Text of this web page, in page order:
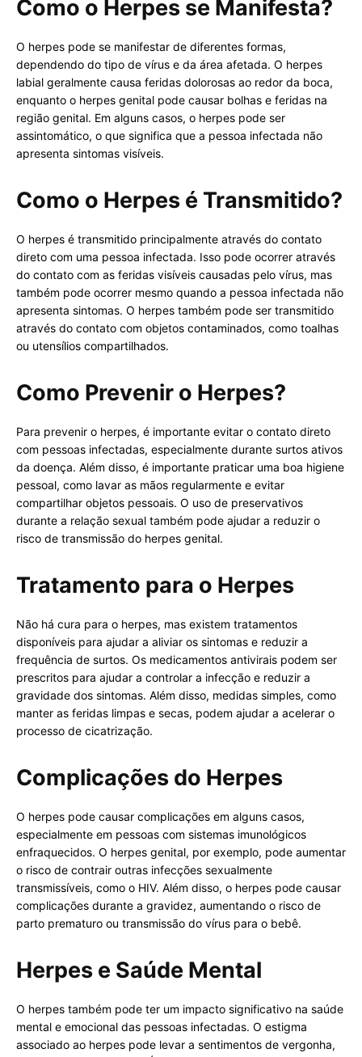
Como o Herpes se Manifesta?
O herpes pode se manifestar de diferentes formas,
dependendo do tipo de vírus e da área afetada. O herpes
labial geralmente causa feridas dolorosas ao redor da boca,
enquanto o herpes genital pode causar bolhas e feridas na
região genital. Em alguns casos, o herpes pode ser
assintomático, o que significa que a pessoa infectada não
apresenta sintomas visíveis.
Como o Herpes é Transmitido?
O herpes é transmitido principalmente através do contato
direto com uma pessoa infectada. Isso pode ocorrer através
do contato com as feridas visíveis causadas pelo vírus, mas
também pode ocorrer mesmo quando a pessoa infectada não
apresenta sintomas. O herpes também pode ser transmitido
através do contato com objetos contaminados, como toalhas
ou utensílios compartilhados.
Como Prevenir o Herpes?
Para prevenir o herpes, é importante evitar o contato direto
com pessoas infectadas, especialmente durante surtos ativos
da doença. Além disso, é importante praticar uma boa higiene
pessoal, como lavar as mãos regularmente e evitar
compartilhar objetos pessoais. O uso de preservativos
durante a relação sexual também pode ajudar a reduzir o
risco de transmissão do herpes genital.
Tratamento para o Herpes
Não há cura para o herpes, mas existem tratamentos
disponíveis para ajudar a aliviar os sintomas e reduzir a
frequência de surtos. Os medicamentos antivirais podem ser
prescritos para ajudar a controlar a infecção e reduzir a
gravidade dos sintomas. Além disso, medidas simples, como
manter as feridas limpas e secas, podem ajudar a acelerar o
processo de cicatrização.
Complicações do Herpes
O herpes pode causar complicações em alguns casos,
especialmente em pessoas com sistemas imunológicos
enfraquecidos. O herpes genital, por exemplo, pode aumentar
o risco de contrair outras infecções sexualmente
transmissíveis, como o HIV. Além disso, o herpes pode causar
complicações durante a gravidez, aumentando o risco de
parto prematuro ou transmissão do vírus para o bebê.
Herpes e Saúde Mental
O herpes também pode ter um impacto significativo na saúde
mental e emocional das pessoas infectadas. O estigma
associado ao herpes pode levar a sentimentos de vergonha,